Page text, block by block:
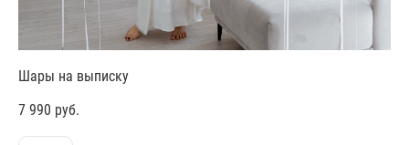
Шары на выписку
7 990 pуб.